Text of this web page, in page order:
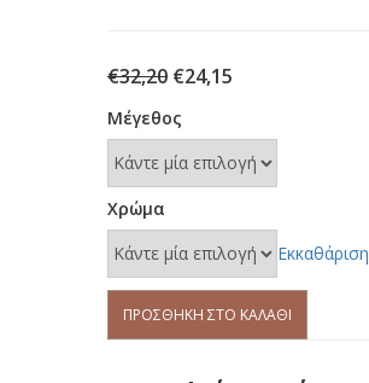
€32,20 Original
was:
€32,20.
€24,15
τιμή
είναι:
€24,15.
Μέγεθος
Χρώμα
Εκκαθάριση
ΝΙΚΗΦΟΡΟΣ
ΠΡΟΣΘΉΚΗ ΣΤΟ ΚΑΛΆΘΙ